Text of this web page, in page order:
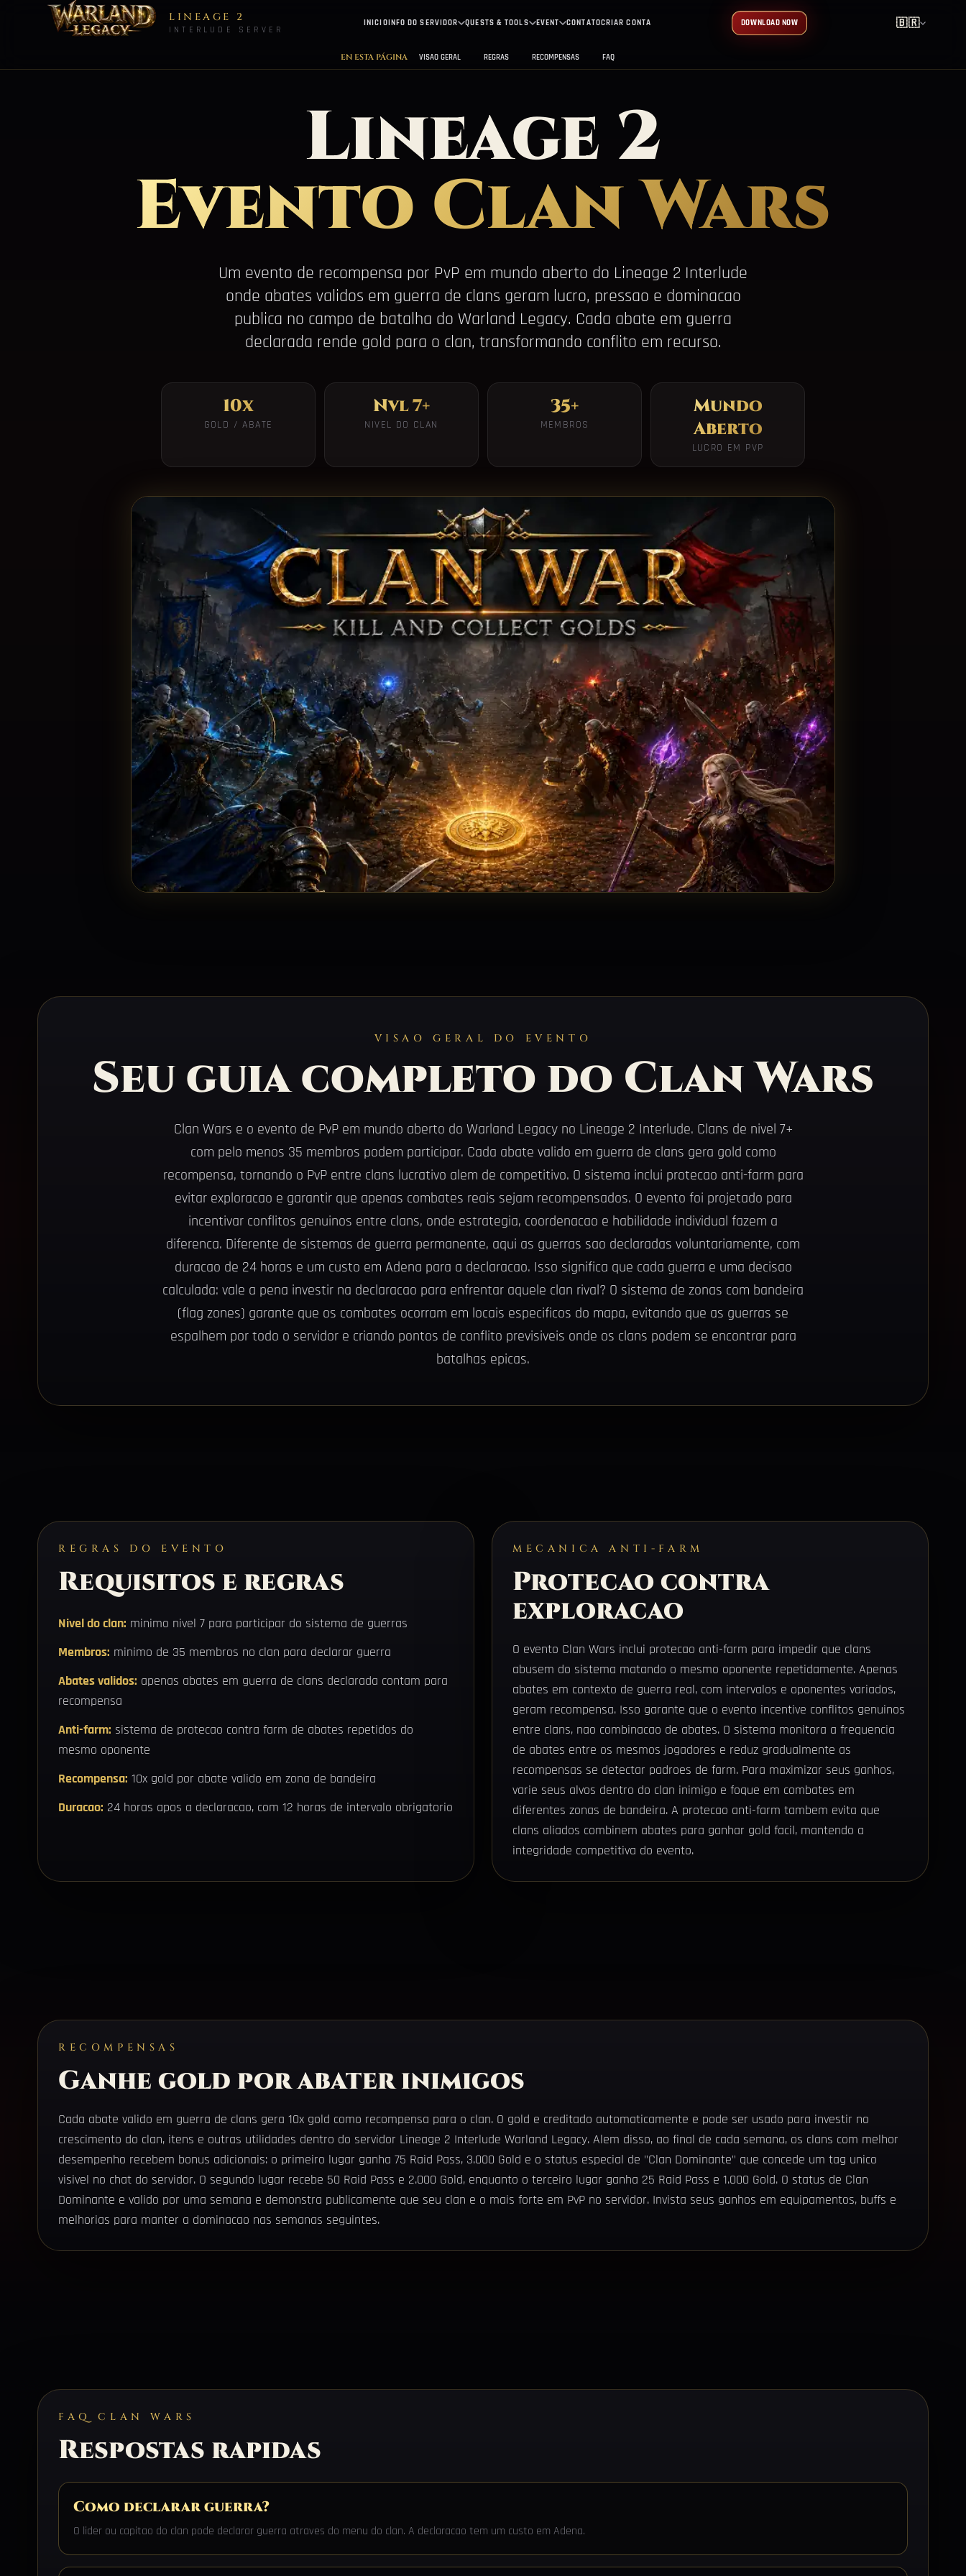
LINEAGE 2
INTERLUDE SERVER
INICIOINFO DO SERVIDOR QUESTS & TOOLS EVENT CONTATOCRIAR CONTA DOWNLOAD NOW 🇧🇷
EN ESTA PÁGINA VISAO GERAL REGRAS RECOMPENSAS FAQ
Lineage 2
Evento Clan Wars
Um evento de recompensa por PvP em mundo aberto do Lineage 2 Interlude
onde abates validos em guerra de clans geram lucro, pressao e dominacao
publica no campo de batalha do Warland Legacy. Cada abate em guerra
declarada rende gold para o clan, transformando conflito em recurso.
10x
GOLD / ABATE
Nvl 7+
NIVEL DO CLAN
35+
MEMBROS
Mundo
Aberto
LUCRO EM PVP
VISAO GERAL DO EVENTO
Seu guia completo do Clan Wars
Clan Wars e o evento de PvP em mundo aberto do Warland Legacy no Lineage 2 Interlude. Clans de nivel 7+
com pelo menos 35 membros podem participar. Cada abate valido em guerra de clans gera gold como
recompensa, tornando o PvP entre clans lucrativo alem de competitivo. O sistema inclui protecao anti-farm para
evitar exploracao e garantir que apenas combates reais sejam recompensados. O evento foi projetado para
incentivar conflitos genuinos entre clans, onde estrategia, coordenacao e habilidade individual fazem a
diferenca. Diferente de sistemas de guerra permanente, aqui as guerras sao declaradas voluntariamente, com
duracao de 24 horas e um custo em Adena para a declaracao. Isso significa que cada guerra e uma decisao
calculada: vale a pena investir na declaracao para enfrentar aquele clan rival? O sistema de zonas com bandeira
(flag zones) garante que os combates ocorram em locais especificos do mapa, evitando que as guerras se
espalhem por todo o servidor e criando pontos de conflito previsiveis onde os clans podem se encontrar para
batalhas epicas.
REGRAS DO EVENTO
Requisitos e regras
Nivel do clan: minimo nivel 7 para participar do sistema de guerras
Membros: minimo de 35 membros no clan para declarar guerra
Abates validos: apenas abates em guerra de clans declarada contam para
recompensa
Anti-farm: sistema de protecao contra farm de abates repetidos do
mesmo oponente
Recompensa: 10x gold por abate valido em zona de bandeira
Duracao: 24 horas apos a declaracao, com 12 horas de intervalo obrigatorio
MECANICA ANTI-FARM
Protecao contra
exploracao
O evento Clan Wars inclui protecao anti-farm para impedir que clans
abusem do sistema matando o mesmo oponente repetidamente. Apenas
abates em contexto de guerra real, com intervalos e oponentes variados,
geram recompensa. Isso garante que o evento incentive conflitos genuinos
entre clans, nao combinacao de abates. O sistema monitora a frequencia
de abates entre os mesmos jogadores e reduz gradualmente as
recompensas se detectar padroes de farm. Para maximizar seus ganhos,
varie seus alvos dentro do clan inimigo e foque em combates em
diferentes zonas de bandeira. A protecao anti-farm tambem evita que
clans aliados combinem abates para ganhar gold facil, mantendo a
integridade competitiva do evento.
RECOMPENSAS
Ganhe gold por abater inimigos
Cada abate valido em guerra de clans gera 10x gold como recompensa para o clan. O gold e creditado automaticamente e pode ser usado para investir no
crescimento do clan, itens e outras utilidades dentro do servidor Lineage 2 Interlude Warland Legacy. Alem disso, ao final de cada semana, os clans com melhor
desempenho recebem bonus adicionais: o primeiro lugar ganha 75 Raid Pass, 3.000 Gold e o status especial de "Clan Dominante" que concede um tag unico
visivel no chat do servidor. O segundo lugar recebe 50 Raid Pass e 2.000 Gold, enquanto o terceiro lugar ganha 25 Raid Pass e 1.000 Gold. O status de Clan
Dominante e valido por uma semana e demonstra publicamente que seu clan e o mais forte em PvP no servidor. Invista seus ganhos em equipamentos, buffs e
melhorias para manter a dominacao nas semanas seguintes.
FAQ CLAN WARS
Respostas rapidas
Como declarar guerra?
O lider ou capitao do clan pode declarar guerra atraves do menu do clan. A declaracao tem um custo em Adena.